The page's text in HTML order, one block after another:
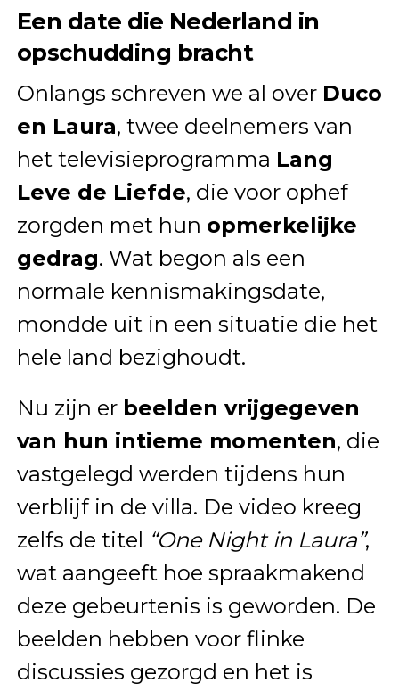
Een date die Nederland in
opschudding bracht
Onlangs schreven we al over Duco
en Laura, twee deelnemers van
het televisieprogramma Lang
Leve de Liefde, die voor ophef
zorgden met hun opmerkelijke
gedrag. Wat begon als een
normale kennismakingsdate,
mondde uit in een situatie die het
hele land bezighoudt.
Nu zijn er beelden vrijgegeven
van hun intieme momenten, die
vastgelegd werden tijdens hun
verblijf in de villa. De video kreeg
zelfs de titel “One Night in Laura”,
wat aangeeft hoe spraakmakend
deze gebeurtenis is geworden. De
beelden hebben voor flinke
discussies gezorgd en het is